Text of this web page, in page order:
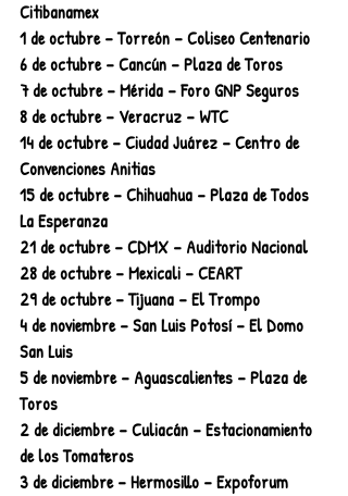
Citibanamex
1 de octubre – Torreón – Coliseo Centenario
6 de octubre – Cancún – Plaza de Toros
7 de octubre – Mérida – Foro GNP Seguros
8 de octubre – Veracruz – WTC
14 de octubre – Ciudad Juárez – Centro de
Convenciones Anitias
15 de octubre – Chihuahua – Plaza de Todos
La Esperanza
21 de octubre – CDMX – Auditorio Nacional
28 de octubre – Mexicali – CEART
29 de octubre – Tijuana – El Trompo
4 de noviembre – San Luis Potosí – El Domo
San Luis
5 de noviembre – Aguascalientes – Plaza de
Toros
2 de diciembre – Culiacán – Estacionamiento
de los Tomateros
3 de diciembre – Hermosillo – Expoforum